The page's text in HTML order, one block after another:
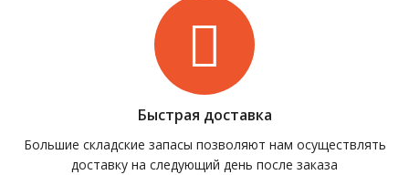
Быстрая доставка
Большие складские запасы позволяют нам осуществлять
доставку на следующий день после заказа